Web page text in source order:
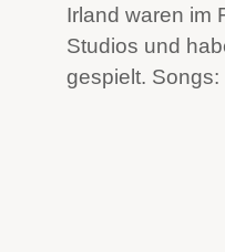
Irland waren im
Studios und
gespielt. Songs: